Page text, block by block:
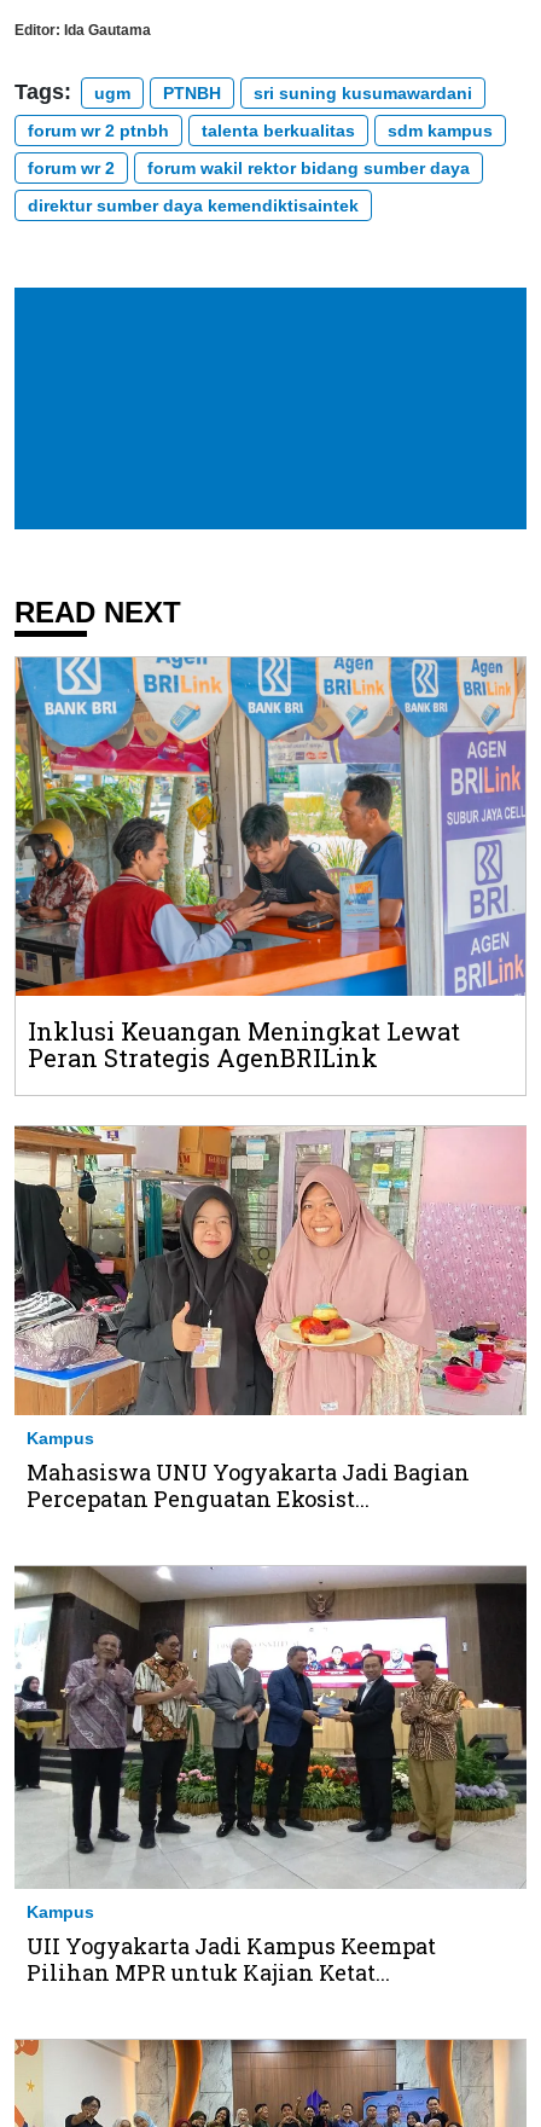
Editor: Ida Gautama
Tags: ugm PTNBH
sri suning kusumawardani
forum wr 2 ptnbh
talenta berkualitas
sdm kampus
forum wr 2
forum wakil rektor bidang sumber daya
direktur sumber daya kemendiktisaintek
READ NEXT
Inklusi Keuangan Meningkat Lewat
Peran Strategis AgenBRILink
Kampus
Mahasiswa UNU Yogyakarta Jadi Bagian
Percepatan Penguatan Ekosist...
Kampus
UII Yogyakarta Jadi Kampus Keempat
Pilihan MPR untuk Kajian Ketat...